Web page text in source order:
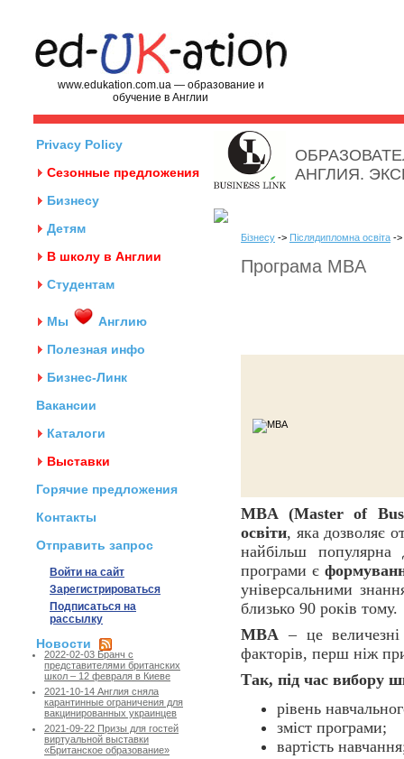
www.edukation.com.ua — образование и
обучение в Англии
Privacy Policy
Сезонные предложения
Бизнесу
Детям
В школу в Англии
Студентам
Мы
Англию
Полезная инфо
Бизнес-Линк
Вакансии
Каталоги
Выставки
Горячие предложения
Контакты
Отправить запрос
Войти на сайт
Зарегистрироваться
Подписаться на
рассылку
Новости
2022-02-03 Бранч с
представителями британских
школ – 12 февраля в Киеве
2021-10-14 Англия сняла
карантинные ограничения для
вакцинированных украинцев
2021-09-22 Призы для гостей
виртуальной выставки
«Британское образование»
АНГЛИЯ.
Бізнесу -> Післядипломна освіта ->
Програма MBA
MBA (Master of
освіти, яка дозволяє
найбільш популярна
програми є
універсальними
близько 90 років тому.
MBA – це
факторів, перш ніж
Так, під час вибору
рівень
зміст програми;
вартість